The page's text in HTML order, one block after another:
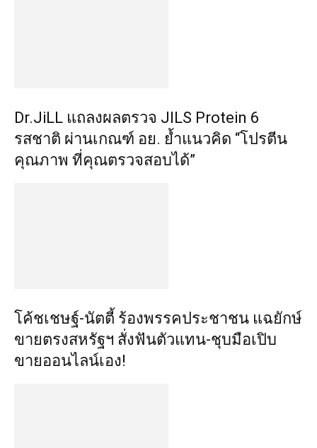
Dr.JiLL แถลงผลตรวจ JILS Protein 6
รสชาติ ผ่านเกณฑ์ อย. ย้ำแนวคิด “โปรตีน
คุณภาพ ที่คุณตรวจสอบได้”
​โค้ชเชษฐ์-นัตตี้ ร้องพรรคประชาชน แฉยักษ์
ขายตรงสหรัฐฯ สั่งฟันตัวแทน-ชุบมือเปิบ
ขายออนไลน์เอง!